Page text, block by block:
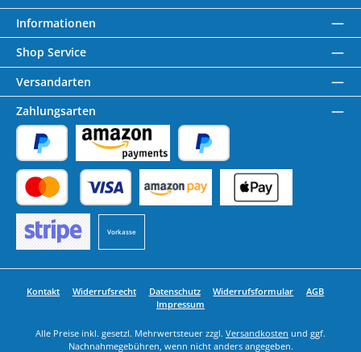
Informationen
Shop Service
Versandarten
Zahlungsarten
PayPal Amazon Pay Später Bezahlen
Kredit- oder Debitkarte
Vorkasse
Benutzerdefiniertes Bild 1
Kontakt Widerrufsrecht Datenschutz Widerrufsformular
AGB
Impressum
Alle Preise inkl. gesetzl. Mehrwertsteuer zzgl. Versandkosten und ggf.
Nachnahmegebühren, wenn nicht anders angegeben.